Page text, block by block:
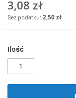
3,08 zł
2,50 zł
Ilość